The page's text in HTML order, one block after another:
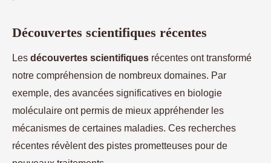
Découvertes scientifiques récentes
Les découvertes scientifiques récentes ont transformé
notre compréhension de nombreux domaines. Par
exemple, des avancées significatives en biologie
moléculaire ont permis de mieux appréhender les
mécanismes de certaines maladies. Ces recherches
récentes révèlent des pistes prometteuses pour de